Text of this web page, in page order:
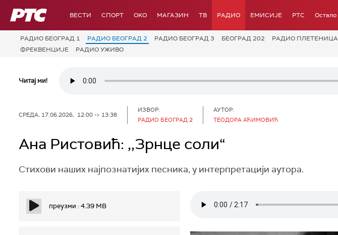
РТС ВЕСТИ СПОРТ OKO МАГАЗИН ТВ РАДИО ЕМИСИЈЕ РТС Остало
РАДИО БЕОГРАД 1 РАДИО БЕОГРАД 2 РАДИО БЕОГРАД 3 БЕОГРАД 202 РАДИО ПЛЕТЕНИЦА
ФРЕКВЕНЦИЈЕ
РАДИО УЖИВО
Читај ми!
СРЕДА, 17.06.2026, 12:00 -> 13:38
ИЗВОР:
РАДИО БЕОГРАД 2
АУТОР:
ТЕОДОРА АЋИМОВИЋ
Ана Ристовић: ,,Зрнце соли“
Стихови наших најпознатијих песника, у интерпретацији аутора.
преузми : 4.39 MB